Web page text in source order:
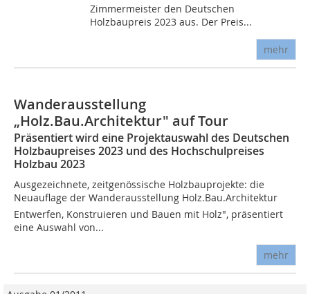
Zimmermeister den Deutschen
Holzbaupreis 2023 aus. Der Preis...
mehr
Wanderausstellung
„Holz.Bau.Architektur" auf Tour
Präsentiert wird eine Projektauswahl des Deutschen
Holzbaupreises 2023 und des Hochschulpreises
Holzbau 2023
Ausgezeichnete, zeitgenössische Holzbauprojekte: die
Neuauflage der Wanderausstellung Holz.Bau.Architektur 
Entwerfen, Konstruieren und Bauen mit Holz", präsentiert
eine Auswahl von...
mehr